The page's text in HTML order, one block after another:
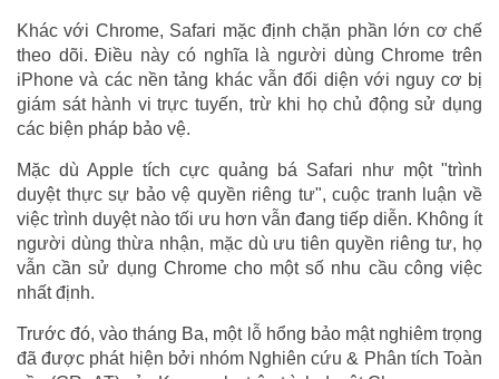
Khác với Chrome, Safari mặc định chặn phần lớn cơ chế
theo dõi. Điều này có nghĩa là người dùng Chrome trên
iPhone và các nền tảng khác vẫn đối diện với nguy cơ bị
giám sát hành vi trực tuyến, trừ khi họ chủ động sử dụng
các biện pháp bảo vệ.
Mặc dù Apple tích cực quảng bá Safari như một "trình
duyệt thực sự bảo vệ quyền riêng tư", cuộc tranh luận về
việc trình duyệt nào tối ưu hơn vẫn đang tiếp diễn. Không ít
người dùng thừa nhận, mặc dù ưu tiên quyền riêng tư, họ
vẫn cần sử dụng Chrome cho một số nhu cầu công việc
nhất định.
Trước đó, vào tháng Ba, một lỗ hổng bảo mật nghiêm trọng
đã được phát hiện bởi nhóm Nghiên cứu & Phân tích Toàn